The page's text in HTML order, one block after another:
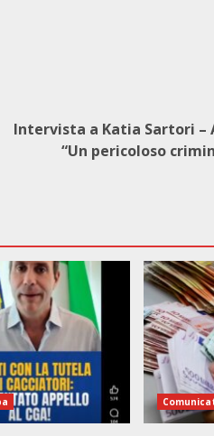
Intervista a Katia Sartori –
“Un pericoloso